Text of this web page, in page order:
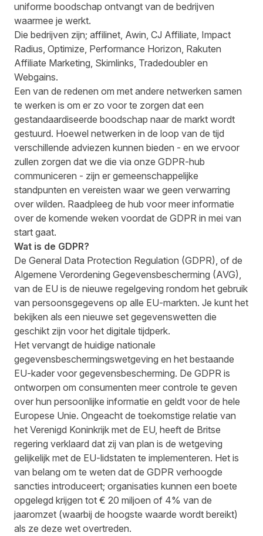
uniforme boodschap ontvangt van de bedrijven
waarmee je werkt.
Die bedrijven zijn; affilinet, Awin, CJ Affiliate, Impact
Radius, Optimize, Performance Horizon, Rakuten
Affiliate Marketing, Skimlinks, Tradedoubler en
Webgains.
Een van de redenen om met andere netwerken samen
te werken is om er zo voor te zorgen dat een
gestandaardiseerde boodschap naar de markt wordt
gestuurd. Hoewel netwerken in de loop van de tijd
verschillende adviezen kunnen bieden - en we ervoor
zullen zorgen dat we die via onze GDPR-hub
communiceren - zijn er gemeenschappelijke
standpunten en vereisten waar we geen verwarring
over wilden. Raadpleeg de hub voor meer informatie
over de komende weken voordat de GDPR in mei van
start gaat.
Wat is de GDPR?
De General Data Protection Regulation (GDPR), of de
Algemene Verordening Gegevensbescherming (AVG),
van de EU is de nieuwe regelgeving rondom het gebruik
van persoonsgegevens op alle EU-markten. Je kunt het
bekijken als een nieuwe set gegevenswetten die
geschikt zijn voor het digitale tijdperk.
Het vervangt de huidige nationale
gegevensbeschermingswetgeving en het bestaande
EU-kader voor gegevensbescherming. De GDPR is
ontworpen om consumenten meer controle te geven
over hun persoonlijke informatie en geldt voor de hele
Europese Unie. Ongeacht de toekomstige relatie van
het Verenigd Koninkrijk met de EU, heeft de Britse
regering verklaard dat zij van plan is de wetgeving
gelijkelijk met de EU-lidstaten te implementeren. Het is
van belang om te weten dat de GDPR verhoogde
sancties introduceert; organisaties kunnen een boete
opgelegd krijgen tot € 20 miljoen of 4% van de
jaaromzet (waarbij de hoogste waarde wordt bereikt)
als ze deze wet overtreden.